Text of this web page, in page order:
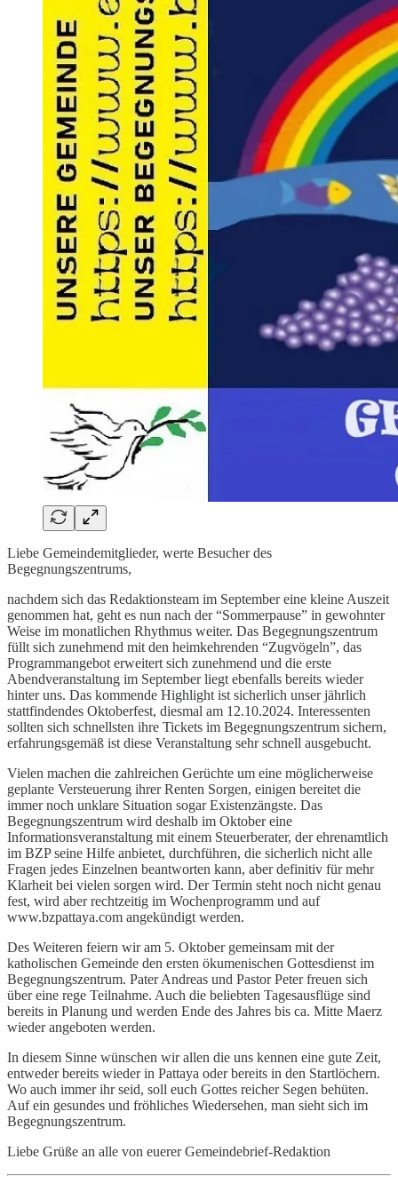
Liebe Gemeindemitglieder, werte Besucher des
Begegnungszentrums,
nachdem sich das Redaktionsteam im September eine kleine Auszeit
genommen hat, geht es nun nach der “Sommerpause” in gewohnter
Weise im monatlichen Rhythmus weiter. Das Begegnungszentrum
füllt sich zunehmend mit den heimkehrenden “Zugvögeln”, das
Programmangebot erweitert sich zunehmend und die erste
Abendveranstaltung im September liegt ebenfalls bereits wieder
hinter uns. Das kommende Highlight ist sicherlich unser jährlich
stattfindendes Oktoberfest, diesmal am 12.10.2024. Interessenten
sollten sich schnellsten ihre Tickets im Begegnungszentrum sichern,
erfahrungsgemäß ist diese Veranstaltung sehr schnell ausgebucht.
Vielen machen die zahlreichen Gerüchte um eine möglicherweise
geplante Versteuerung ihrer Renten Sorgen, einigen bereitet die
immer noch unklare Situation sogar Existenzängste. Das
Begegnungszentrum wird deshalb im Oktober eine
Informationsveranstaltung mit einem Steuerberater, der ehrenamtlich
im BZP seine Hilfe anbietet, durchführen, die sicherlich nicht alle
Fragen jedes Einzelnen beantworten kann, aber definitiv für mehr
Klarheit bei vielen sorgen wird. Der Termin steht noch nicht genau
fest, wird aber rechtzeitig im Wochenprogramm und auf
www.bzpattaya.com angekündigt werden.
Des Weiteren feiern wir am 5. Oktober gemeinsam mit der
katholischen Gemeinde den ersten ökumenischen Gottesdienst im
Begegnungszentrum. Pater Andreas und Pastor Peter freuen sich
über eine rege Teilnahme. Auch die beliebten Tagesausflüge sind
bereits in Planung und werden Ende des Jahres bis ca. Mitte Maerz
wieder angeboten werden.
In diesem Sinne wünschen wir allen die uns kennen eine gute Zeit,
entweder bereits wieder in Pattaya oder bereits in den Startlöchern.
Wo auch immer ihr seid, soll euch Gottes reicher Segen behüten.
Auf ein gesundes und fröhliches Wiedersehen, man sieht sich im
Begegnungszentrum.
Liebe Grüße an alle von euerer Gemeindebrief-Redaktion